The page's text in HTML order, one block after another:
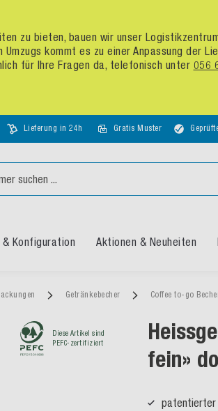
zu bieten, bauen wir unser
kommt es zu einer Anpassung der
für Ihre Fragen da, telefonisch unter 056
Lieferung in 24h Gratis Muster
Konfiguration Aktionen & Neuheiten
Getränkebecher Coffee to-go
Diese Artikel sind
PEFC-zertifiziert
fein»
patentierter